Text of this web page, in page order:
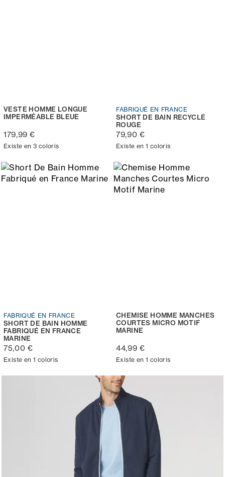
VESTE HOMME LONGUE
IMPERMÉABLE BLEUE
179,99 €
Existe en 3 coloris
FABRIQUÉ EN FRANCE
SHORT DE BAIN RECYCLÉ
ROUGE
79,90 €
Existe en 1 coloris
FABRIQUÉ EN FRANCE
SHORT DE BAIN HOMME
FABRIQUÉ EN FRANCE
MARINE
75,00 €
Existe en 1 coloris
CHEMISE HOMME MANCHES
COURTES MICRO MOTIF
MARINE
44,99 €
Existe en 1 coloris